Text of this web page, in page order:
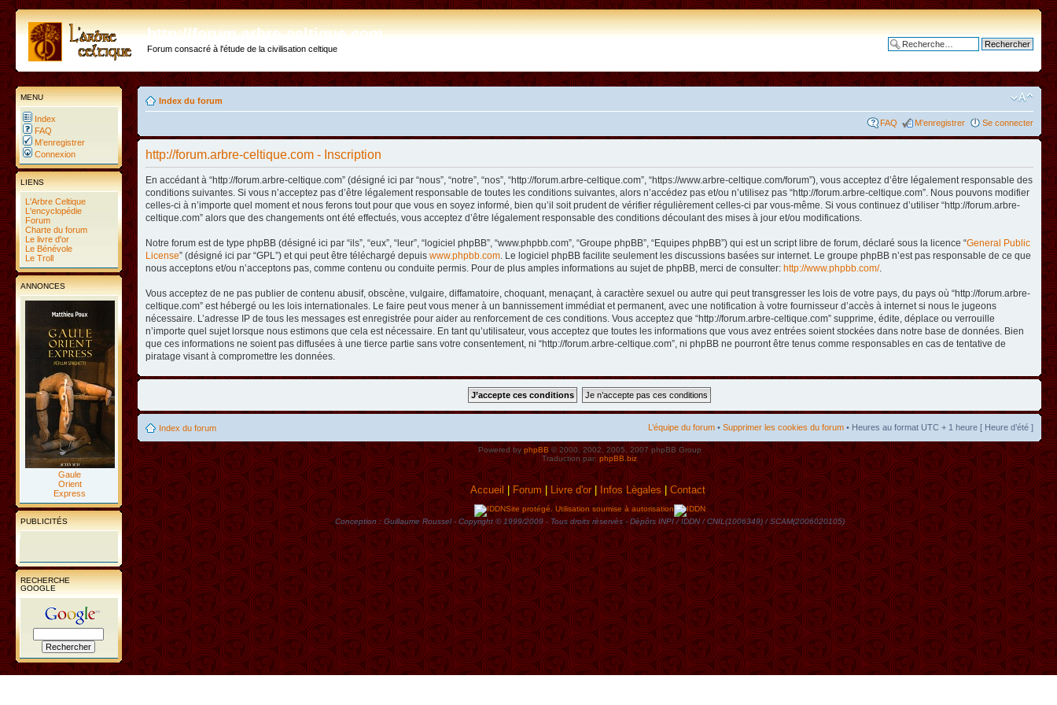
http://forum.arbre-celtique.com
Forum consacré à l'étude de la civilisation celtique
MENU
Index
FAQ
M’enregistrer
Connexion
LIENS
L'Arbre Celtique
L'encyclopédie
Forum
Charte du forum
Le livre d'or
Le Bénévole
Le Troll
ANNONCES
Gaule
Orient
Express
PUBLICITÉS
RECHERCHE
GOOGLE
Index du forum
FAQ M’enregistrer Se connecter
http://forum.arbre-celtique.com - Inscription
En accédant à “http://forum.arbre-celtique.com” (désigné ici par “nous”, “notre”, “nos”, “http://forum.arbre-celtique.com”, “https://www.arbre-celtique.com/forum”), vous acceptez d’être légalement responsable des
conditions suivantes. Si vous n’acceptez pas d’être légalement responsable de toutes les conditions suivantes, alors n’accédez pas et/ou n’utilisez pas “http://forum.arbre-celtique.com”. Nous pouvons modifier
celles-ci à n’importe quel moment et nous ferons tout pour que vous en soyez informé, bien qu’il soit prudent de vérifier régulièrement celles-ci par vous-même. Si vous continuez d’utiliser “http://forum.arbre-
celtique.com” alors que des changements ont été effectués, vous acceptez d’être légalement responsable des conditions découlant des mises à jour et/ou modifications.
Notre forum est de type phpBB (désigné ici par “ils”, “eux”, “leur”, “logiciel phpBB”, “www.phpbb.com”, “Groupe phpBB”, “Equipes phpBB”) qui est un script libre de forum, déclaré sous la licence “General Public
License” (désigné ici par “GPL”) et qui peut être téléchargé depuis www.phpbb.com . Le logiciel phpBB facilite seulement les discussions basées sur internet. Le groupe phpBB n’est pas responsable de ce que
nous acceptons et/ou n’acceptons pas, comme contenu ou conduite permis. Pour de plus amples informations au sujet de phpBB, merci de consulter: http://www.phpbb.com/.
Vous acceptez de ne pas publier de contenu abusif, obscène, vulgaire, diffamatoire, choquant, menaçant, à caractère sexuel ou autre qui peut transgresser les lois de votre pays, du pays où “http://forum.arbre-
celtique.com” est hébergé ou les lois internationales. Le faire peut vous mener à un bannissement immédiat et permanent, avec une notification à votre fournisseur d’accès à internet si nous le jugeons
nécessaire. L’adresse IP de tous les messages est enregistrée pour aider au renforcement de ces conditions. Vous acceptez que “http://forum.arbre-celtique.com” supprime, édite, déplace ou verrouille
n’importe quel sujet lorsque nous estimons que cela est nécessaire. En tant qu’utilisateur, vous acceptez que toutes les informations que vous avez entrées soient stockées dans notre base de données. Bien
que ces informations ne soient pas diffusées à une tierce partie sans votre consentement, ni “http://forum.arbre-celtique.com”, ni phpBB ne pourront être tenus comme responsables en cas de tentative de
piratage visant à compromettre les données.
Index du forum L’équipe du forum • Supprimer les cookies du forum • Heures au format UTC + 1 heure [ Heure d’été ]
Powered byphpBB© 2000, 2002, 2005, 2007 phpBB Group
Traduction par: phpBB.biz
Accueil|Forum|Livre d'or| Infos Lègales|Contact
Site protégé. Utilisation soumise à autorisation
Conception : Guillaume Roussel - Copyright © 1999/2009 - Tous droits rèservès - Dèpôts INPI / IDDN / CNIL(1006349) / SCAM(2006020105)